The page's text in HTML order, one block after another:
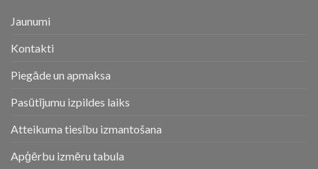
Jaunumi
Kontakti
Piegāde un apmaksa
Pasūtījumu izpildes laiks
Atteikuma tiesību izmantošana
Apģērbu izmēru tabula